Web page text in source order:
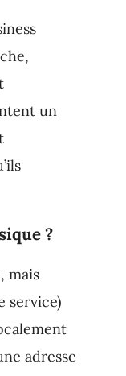
un
?
mais
service)
adresse